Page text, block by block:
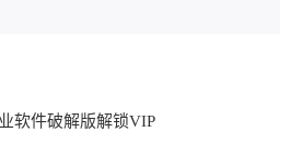
软件破解版解锁VIP